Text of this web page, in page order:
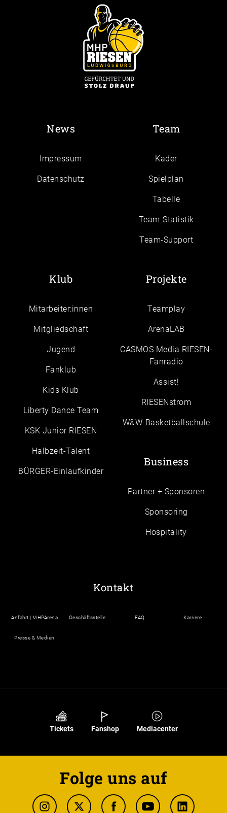
News
Impressum
Daten­schutz
Team
Kader
Spielplan
Tabelle
Team-Statistik
Team-Support
Klub
Mitarbeiter:innen
Mitgliedschaft
Jugend
Fanklub
Kids Klub
Liberty Dance Team
KSK Junior RIESEN
Halbzeit-Talent
BÜRGER-Einlaufkinder
Projekte
Teamplay
ArenaLAB
CASMOS Media RIESEN-
Fanradio
Assist!
RIESENstrom
W&W-Basketballschule
Business
Partner + Sponsoren
Sponsoring
Hospitality
Kontakt
Anfahrt | MHPArena Geschäftsstelle FAQ Karriere
Presse & Medien
Tickets Fanshop Mediacenter
Folge uns auf